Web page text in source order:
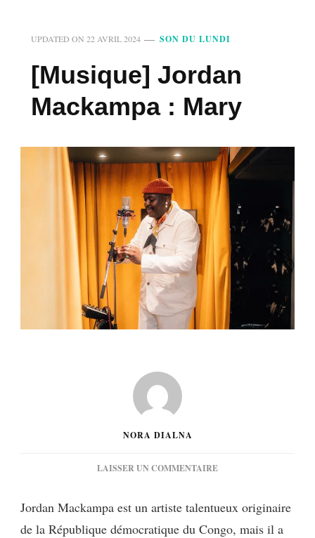
UPDATED ON 22 AVRIL 2024 SON DU LUNDI
[Musique] Jordan
Mackampa : Mary
NORA DIALNA
LAISSER UN COMMENTAIRESUR
MACKAMPA
:
Jordan Mackampa est un artiste talentueux originaire
de la République démocratique du Congo, mais il a